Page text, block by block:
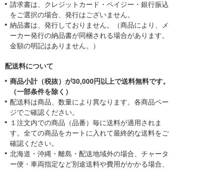
請求書は、クレジットカード・ペイジー・銀行振込
をご選択の場合、発行はございません。
納品書は、発行しておりません。（商品により、メ
ーカー発行の納品書が同梱される場合があります。
金額の明記はありません。）
配送料について
商品小計（税抜）が30,000円以上で送料無料です。
（一部条件を除く）
配送料は商品、数量により異なります。各商品ペー
ジでご確認ください。
１注文内での商品（品番）毎に送料が適用されま
す。全ての商品をカートに入れて最終的な送料をご
確認ください。
北海道・沖縄・離島・配送地域外の場合、チャータ
ー便・車両指定など別途送料や費用がかかる場合、